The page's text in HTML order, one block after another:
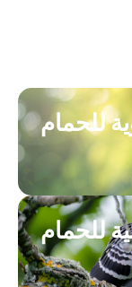
للحمام
للحمام